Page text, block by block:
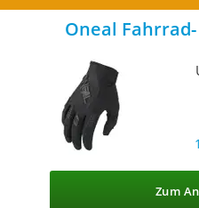
Oneal
Zum